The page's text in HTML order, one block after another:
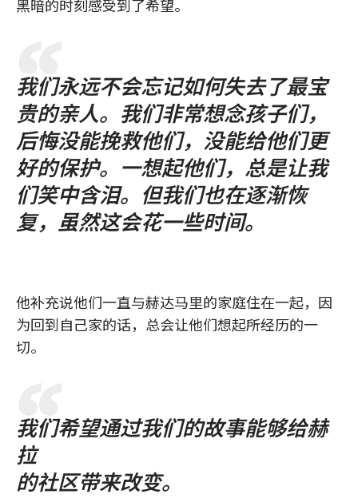
黑暗的时刻感受到了希望。
我们永远不会忘记如何失去了最宝
贵的亲人。我们非常想念孩子们，
后悔没能挽救他们，没能给他们更
好的保护。一想起他们，总是让我
们笑中含泪。但我们也在逐渐恢
复，虽然这会花一些时间。
他补充说他们一直与赫达马里的家庭住在一起，因
为回到自己家的话，总会让他们想起所经历的一
切。
我们希望通过我们的故事能够给赫
拉
的社区带来改变。